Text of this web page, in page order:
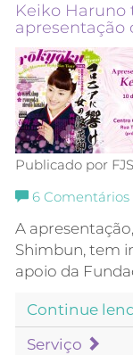
Keiko Haruno
apresentação
Publicado por
6 Comentários
A
Shimbun, tem
apoio da
Continue
Serviço